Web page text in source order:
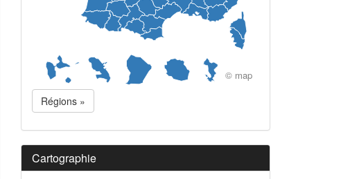
© map
Régions »
Cartographie